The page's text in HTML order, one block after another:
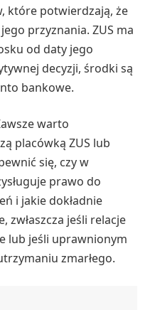
które potwierdzają, że
przyznania. ZUS ma
od daty jego
decyzji, środki są
bankowe.
warto
placówką ZUS lub
się, czy w
prawo do
i jakie dokładnie
zwłaszcza jeśli relacje
lub jeśli uprawnionym
zmarłego.